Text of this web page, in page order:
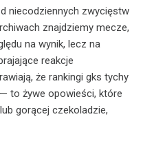
niecodziennych zwycięstw
znajdziemy mecze,
na wynik, lecz na
reakcje
że rankingi gks tychy
to żywe opowieści, które
gorącej czekoladzie,